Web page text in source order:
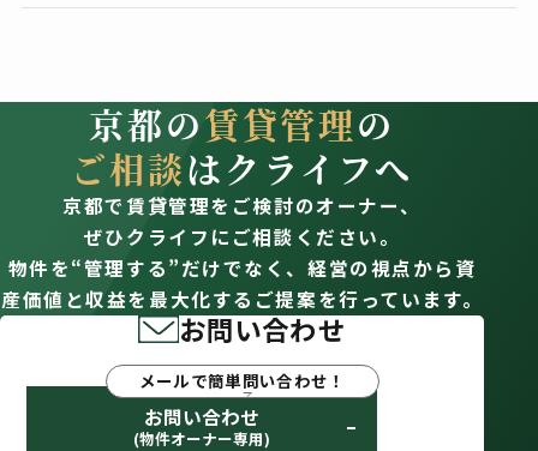
京都の賃貸管理の
ご相談はクライフへ
京都で賃貸管理をご検討のオーナー、
ぜひクライフにご相談ください。
物件を“管理する”だけでなく、経営の視点から資
産価値と収益を最大化するご提案を行っています。
お問い合わせ
メールで簡単問い合わせ！
お問い合わせ
(物件オーナー専用)